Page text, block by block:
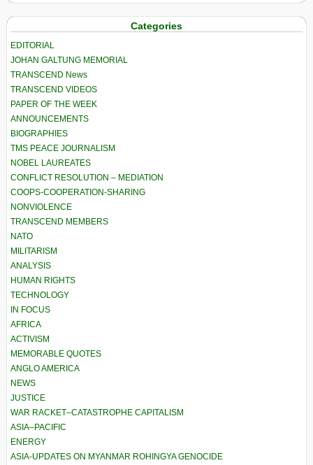
Categories
EDITORIAL
JOHAN GALTUNG MEMORIAL
TRANSCEND News
TRANSCEND VIDEOS
PAPER OF THE WEEK
ANNOUNCEMENTS
BIOGRAPHIES
TMS PEACE JOURNALISM
NOBEL LAUREATES
CONFLICT RESOLUTION – MEDIATION
COOPS-COOPERATION-SHARING
NONVIOLENCE
TRANSCEND MEMBERS
NATO
MILITARISM
ANALYSIS
HUMAN RIGHTS
TECHNOLOGY
IN FOCUS
AFRICA
ACTIVISM
MEMORABLE QUOTES
ANGLO AMERICA
NEWS
JUSTICE
WAR RACKET–CATASTROPHE CAPITALISM
ASIA–PACIFIC
ENERGY
ASIA-UPDATES ON MYANMAR ROHINGYA GENOCIDE